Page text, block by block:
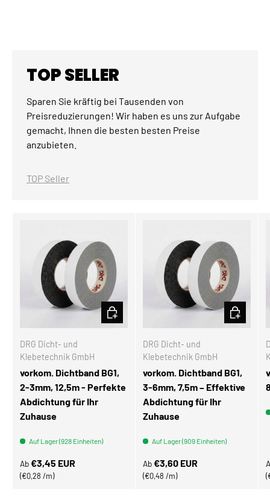
TOP SELLER
Sparen Sie kräftig bei Tausenden von
Preisreduzierungen! Wir haben es uns zur Aufgabe
gemacht, Ihnen die besten besten Preise
anzubieten.
TOP Seller
DRG Dicht- und
Klebetechnik GmbH
vorkom. Dichtband BG1,
2-3mm, 12,5m - Perfekte
Abdichtung für Ihr
Zuhause
Auf Lager (928 Einheiten)
Normaler Preis
Ab€3,45 EUR
Grundpreis
€0,28 /m
OPTIONEN AUSWÄHLEN
DRG Dicht- und
Klebetechnik GmbH
vorkom. Dichtband BG1,
3-6mm, 7,5m – Effektive
Abdichtung für Ihr
Zuhause
Auf Lager (909 Einheiten)
Normaler Preis
Ab€3,60 EUR
Grundpreis
€0,48 /m